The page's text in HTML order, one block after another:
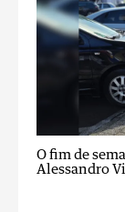
O fim de
Alessandro